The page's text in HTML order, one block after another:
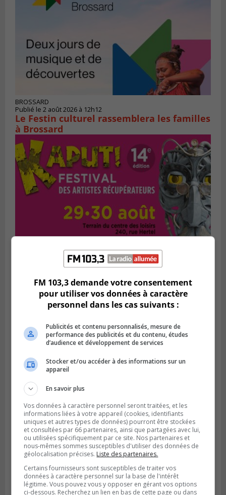
BROSSARD
Publié le 2 août 2026 à 12h12
Le Festin culturel rassemblera les familles
à Brossard
Publié le 1 août 2026 à 16h03
récupératrices
LONGUEUIL
Publié le 31 juillet 2026 à 09h28
Alexandre Da Costa s’en va diriger au
Mexique
FM 103,3 demande votre consentement
pour utiliser vos données à caractère
personnel dans les cas suivants :
Publicités et contenu personnalisés, mesure de
performance des publicités et du contenu, études
d’audience et développement de services
Stocker et/ou accéder à des informations sur un
appareil
En savoir plus
Vos données à caractère personnel seront traitées, et les
informations liées à votre appareil (cookies, identifiants
uniques et autres types de données) pourront être stockées
et consultées par 66 partenaires, ainsi que partagées avec lui,
ou utilisées spécifiquement par ce site. Nos partenaires et
nous-mêmes sommes susceptibles d'utiliser des données de
géolocalisation précises. Liste des partenaires.
Certains fournisseurs sont susceptibles de traiter vos
données à caractère personnel sur la base de l'intérêt
légitime. Vous pouvez vous y opposer en gérant vos options
ci-dessous. Recherchez un lien en bas de cette page ou dans